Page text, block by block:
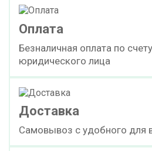
Оплата
Безналичная оплата по
юридического лица
Доставка
Самовывоз с удобного для